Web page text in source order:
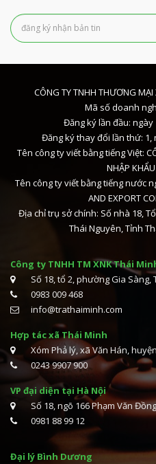
CÔNG TY TNHH THƯƠNG
Mã số doanh
Đăng ký lần đầu: ngày
Đăng ký thay đổi lần thứ: 1,
Tên công ty viết bằng tiếng Việt:
NHẬP
Tên công ty viết bằng tiếng nước
AND EXPORT
Địa chỉ trụ sở chính: Số nhà 18,
Thái Nguyên, Tỉnh
Công ty TNHH TM XNK Thái
Số 18, tổ 2, phường Gia Sàng,
0983 009 468
info@trathaiminh.com
Hợp tác xã Thái Minh
Xóm Phả lý, xã Văn Hán,
0243 9907 900
VP đại diện tại Hà Nội
Số 18, ngõ 166 Phạm Văn
0981 88 99 12
Đại lý Bình Dương